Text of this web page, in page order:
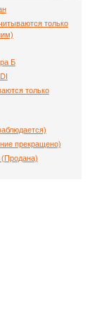
только
Б
только
прекращено)